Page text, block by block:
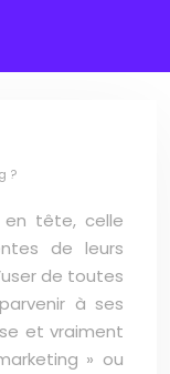
?
en tête, celle
de leurs
de toutes
à ses
et vraiment
» ou